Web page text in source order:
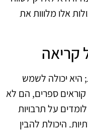
אלו מלווות את
קריאה
היא יכולה לשמש
ספרים, הם לא
על תרבויות
היכולת להבין